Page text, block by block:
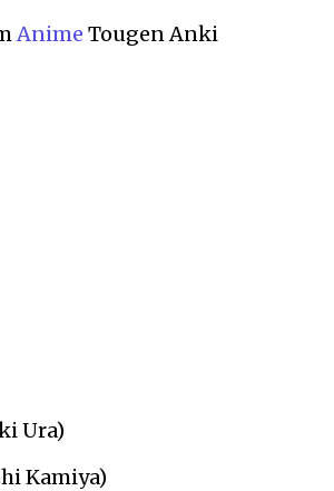
Anime Tougen Anki
Ura)
Kamiya)